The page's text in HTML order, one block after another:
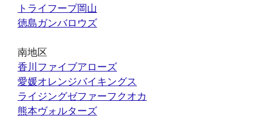
トライフープ岡山
徳島ガンバロウズ
南地区
香川ファイブアローズ
愛媛オレンジバイキングス
ライジングゼファーフクオカ
熊本ヴォルターズ